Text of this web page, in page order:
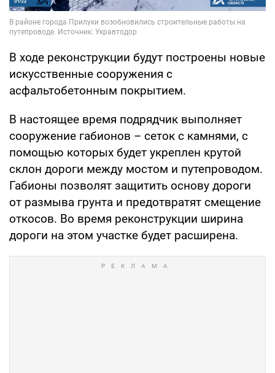
В ходе реконструкции будут построены новые
искусственные сооружения с
асфальтобетонным покрытием.
В настоящее время подрядчик выполняет
сооружение габионов – сеток с камнями, с
помощью которых будет укреплен крутой
склон дороги между мостом и путепроводом.
Габионы позволят защитить основу дороги
от размыва грунта и предотвратят смещение
откосов. Во время реконструкции ширина
дороги на этом участке будет расширена.